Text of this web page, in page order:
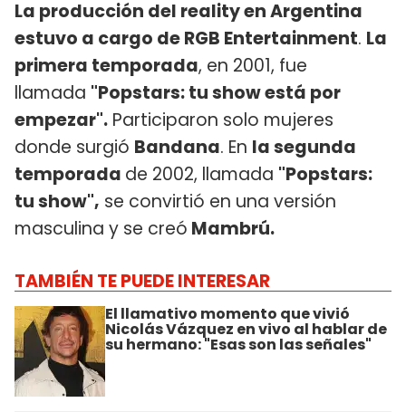
La producción del reality en Argentina
estuvo a cargo de RGB Entertainment. La
primera temporada, en 2001, fue
llamada "Popstars: tu show está por
empezar". Participaron solo mujeres
donde surgió Bandana. En la segunda
temporada de 2002, llamada "Popstars:
tu show", se convirtió en una versión
masculina y se creó Mambrú.
TAMBIÉN TE PUEDE INTERESAR
El llamativo momento que vivió
Nicolás Vázquez en vivo al hablar de
su hermano: "Esas son las señales"